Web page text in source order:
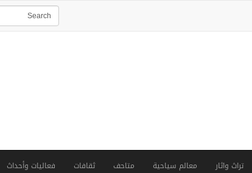
تراث واثار معالم سياحية متاحف ثقافات فعاليات وأحداث